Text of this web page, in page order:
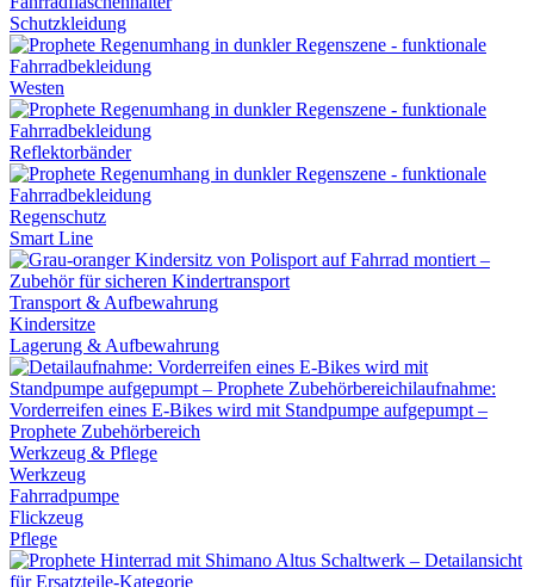
Schutzkleidung
Westen
Reflektorbänder
Regenschutz
Smart Line
Transport & Aufbewahrung
Kindersitze
Lagerung & Aufbewahrung
Werkzeug & Pflege
Werkzeug
Fahrradpumpe
Flickzeug
Pflege